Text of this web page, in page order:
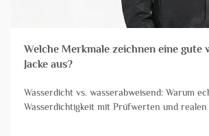
Welche Merkmale zeichnen eine gute
Jacke aus?
Wasserdicht vs. wasserabweisend: Warum
Wasserdichtigkeit mit Prüfwerten und realen